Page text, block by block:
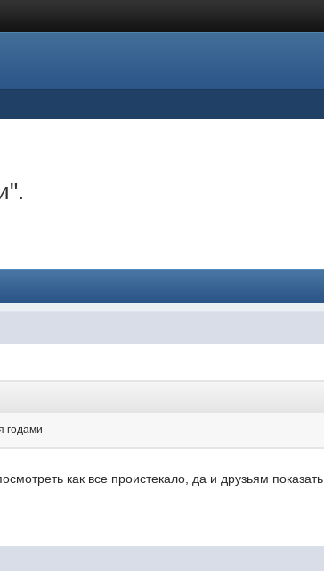
годами
как все проистекало, да и друзьям показать.